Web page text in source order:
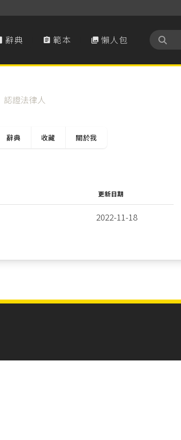
辭典  範本  懶人包
認證法律人
辭典 收藏 關於我
更新日期
2022-11-18